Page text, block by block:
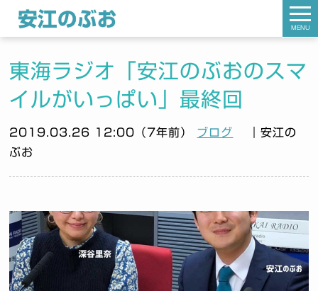
東海ラジオ「安江のぶおのスマ
イルがいっぱい」最終回
2019.03.26 12:00（7年前） ブログ
｜安江の
ぶお
MENU